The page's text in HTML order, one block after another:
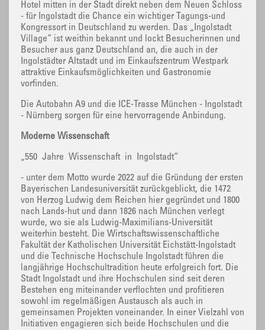
Hotel mitten in der Stadt direkt neben dem Neuen Schloss
- für Ingolstadt die Chance ein wichtiger Tagungs-und
Kongressort in Deutschland zu werden. Das „Ingolstadt
Village“ ist weithin bekannt und lockt Besucherinnen und
Besucher aus ganz Deutschland an, die auch in der
Ingolstädter Altstadt und im Einkaufszentrum Westpark
attraktive Einkaufsmöglichkeiten und Gastronomie
vorfinden.
Die Autobahn A9 und die ICE-Trasse München - Ingolstadt
- Nürnberg sorgen für eine hervorragende Anbindung.
Moderne Wissenschaft
„550 Jahre Wissenschaft in Ingolstadt“
- unter dem Motto wurde 2022 auf die Gründung der ersten
Bayerischen Landesuniversität zurückgeblickt, die 1472
von Herzog Ludwig dem Reichen hier gegründet und 1800
nach Lands-hut und dann 1826 nach München verlegt
wurde, wo sie als Ludwig-Maximilians-Universität
weiterhin besteht. Die Wirtschaftswissenschaftliche
Fakultät der Katholischen Universität Eichstätt-Ingolstadt
und die Technische Hochschule Ingolstadt führen die
langjährige Hochschultradition heute erfolgreich fort. Die
Stadt Ingolstadt und ihre Hochschulen sind seit deren
Bestehen eng miteinander verflochten und profitieren
sowohl im regelmäßigen Austausch als auch in
gemeinsamen Projekten voneinander. In einer Vielzahl von
Initiativen engagieren sich beide Hochschulen und die